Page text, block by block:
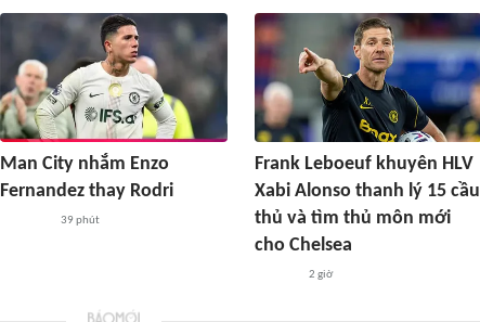
Man City nhắm Enzo
Fernandez thay Rodri
39 phút
Frank Leboeuf khuyên HLV
Xabi Alonso thanh lý 15 cầu
thủ và tìm thủ môn mới
cho Chelsea
2 giờ